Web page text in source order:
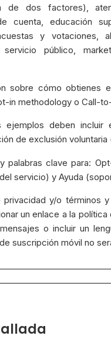
de dos factores),
cuenta, educación
y votaciones,
público,
sobre cómo obtienes
in methodology o Call-
ejemplos deben incluir
de exclusión
palabras clave para:
servicio) y Ayuda
privacidad y/o términos
un enlace a la política
o incluir un
suscripción móvil no